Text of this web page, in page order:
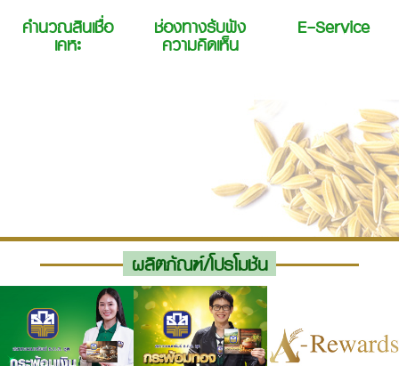
คำนวณสินเชื่อ
เคหะ
ช่องทางรับฟัง
ความคิดเห็น
E-Service
ผลิตภัณฑ์/โปรโมชัน